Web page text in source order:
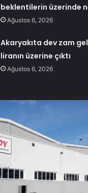
beklentilerin üzerinde
Ağustos 6, 2026
Akaryakıta dev zam
liranın üzerine çıktı
Ağustos 6, 2026